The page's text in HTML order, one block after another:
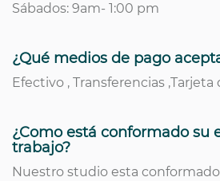
Sábados: 9am- 1:00 pm
¿Qué medios de pago
Efectivo , Transferencias
¿Como está conformado su
trabajo?
Nuestro studio esta